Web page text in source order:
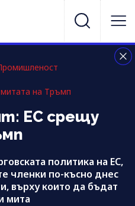
на Тръмп
ЕС срещу
политика на ЕС,
членки по-късно днес
върху които да бъдат
мита